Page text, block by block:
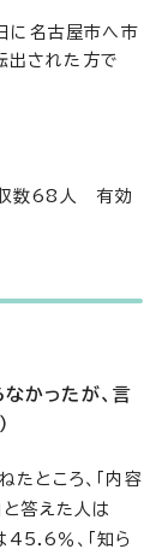
名古屋市へ市
出された方で
収数68人 有効
かったが、言
ところ、「内容
と答えた人は
45.6％、「知ら